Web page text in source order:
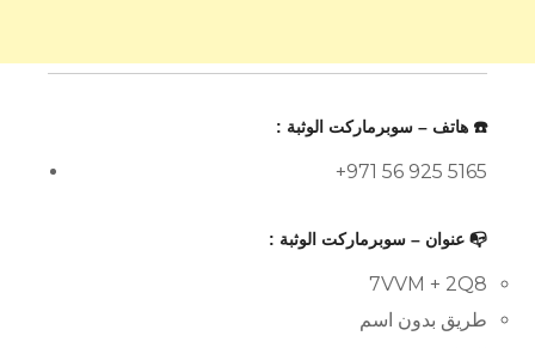
☎️ هاتف – سوبرماركت الوثبة :
+971 56 925 5165
📭 عنوان – سوبرماركت الوثبة :
7VVM + 2Q8
طريق بدون اسم